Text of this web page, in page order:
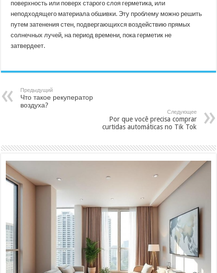
поверхность или поверх старого слоя герметика, или
неподходящего материала обшивки. Эту проблему можно решить
путем затенения стен, подвергающихся воздействию прямых
солнечных лучей, на период времени, пока герметик не
затвердеет.
Предыдущий
Что такое рекуператор
воздуха?
Следующее
Por que você precisa comprar
curtidas automáticas no Tik Tok